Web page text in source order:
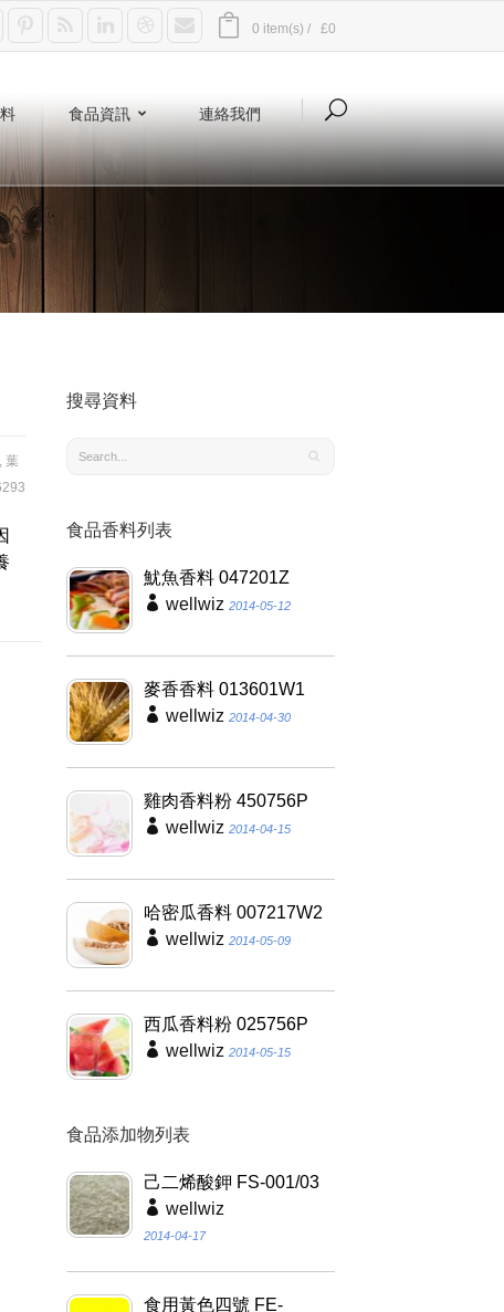
0 item(s) / £0
食品資訊 連絡我們
葉
搜尋資料
食品香料列表
魷魚香料 047201Z
wellwiz 2014-05-12
麥香香料 013601W1
wellwiz 2014-04-30
雞肉香料粉 450756P
wellwiz 2014-04-15
哈密瓜香料 007217W2
wellwiz 2014-05-09
西瓜香料粉 025756P
wellwiz 2014-05-15
食品添加物列表
己二烯酸鉀 FS-001/03
wellwiz
2014-04-17
食用黃色四號 FE-